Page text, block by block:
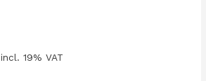
incl. 19% VAT